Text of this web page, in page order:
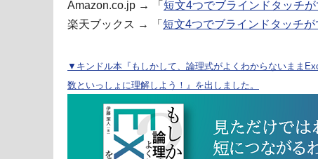
Amazon.co.jp → 「 短文4つでブラインドタッチ
楽天ブックス → 「 短文4つでブラインドタッチが
▼キンドル本『もしかして、論理式がよくわからないまま
数といっしょに理解しよう！』を出しました。